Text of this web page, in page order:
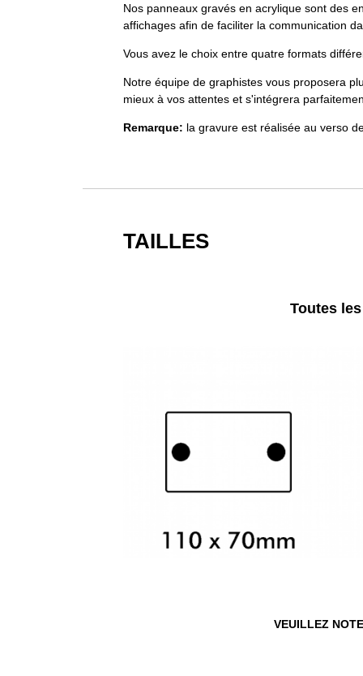
Nos panneaux gravés en acrylique sont des
affichages afin de faciliter la communication
Vous avez le choix entre quatre formats
Notre équipe de graphistes vous proposera
mieux à vos attentes et s'intégrera
Remarque: la gravure est réalisée au verso
TAILLES
Toutes
VEUILLEZ